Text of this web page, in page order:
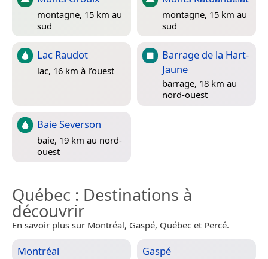
montagne, 15 km au
sud
montagne, 15 km au
sud
Lac Raudot
lac, 16 km à l’ouest
Barrage de la Hart-
Jaune
barrage, 18 km au
nord-ouest
Baie Severson
baie, 19 km au nord-
ouest
Québec : Destinations à
découvrir
En savoir plus sur Montréal, Gaspé, Québec et Percé.
Montréal Gaspé